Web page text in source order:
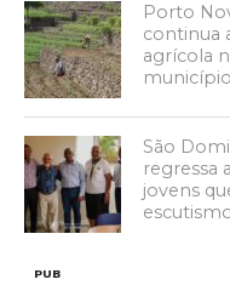
Porto
continua
agrícola
município
São
regressa
jovens
PUB